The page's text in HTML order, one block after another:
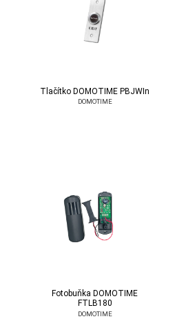
Tlačítko DOMOTIME PBJWIn
DOMOTIME
Fotobuňka DOMOTIME
FTLB180
DOMOTIME